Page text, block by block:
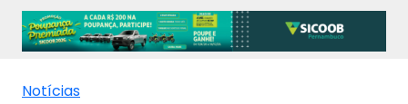
Notícias